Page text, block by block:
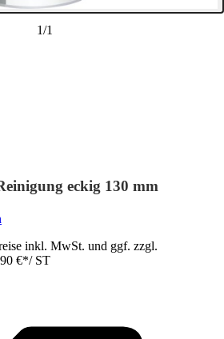
1/1
eckig 130 mm
inkl. MwSt. und ggf. zzgl.
€*/ ST